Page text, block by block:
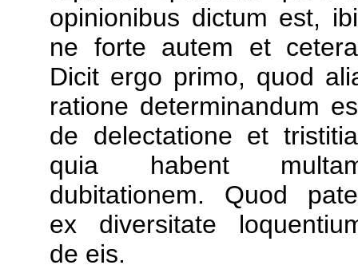
opinionibus dictum est,
ne forte autem et
Dicit ergo primo, quod
ratione determinandum
de delectatione et
quia habent
dubitationem. Quod
ex diversitate
de eis.